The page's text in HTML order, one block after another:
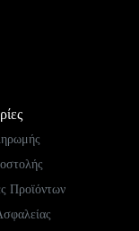
Προϊόντων